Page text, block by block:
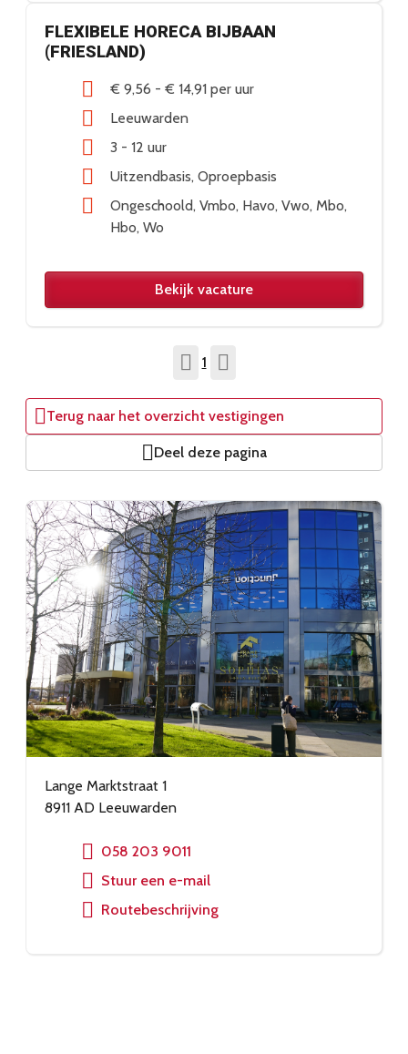
FLEXIBELE HORECA BIJBAAN
(FRIESLAND)
€ 9,56 - € 14,91 per uur
Leeuwarden
3 - 12 uur
Uitzendbasis Oproepbasis
Ongeschoold Vmbo Havo Vwo Mbo
Hbo Wo
Bekijk vacature
1
Terug naar het overzicht vestigingen
Deel deze pagina
Lange Marktstraat 1
8911 AD Leeuwarden
058 203 9011
Stuur een e-mail
Routebeschrijving